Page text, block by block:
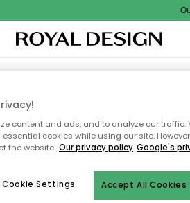
KØKKENETOPBEVARINGHAVEMØBLER
ikke
content and ads, and to analyze our traffic.
cookies while using our site.
the website. Our privacy policy Google's
Accept All Cookies
Cookie Settings